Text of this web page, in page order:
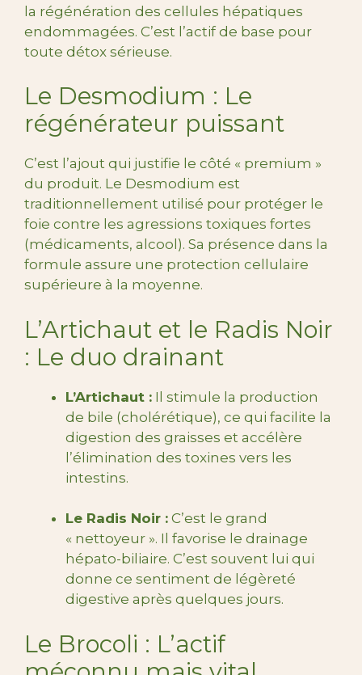
la régénération des cellules hépatiques
endommagées. C’est l’actif de base pour
toute détox sérieuse.
Le Desmodium : Le
régénérateur puissant
C’est l’ajout qui justifie le côté « premium »
du produit. Le Desmodium est
traditionnellement utilisé pour protéger le
foie contre les agressions toxiques fortes
(médicaments, alcool). Sa présence dans la
formule assure une protection cellulaire
supérieure à la moyenne.
L’Artichaut et le Radis Noir
: Le duo drainant
L’Artichaut : Il stimule la production
de bile (cholérétique), ce qui facilite la
digestion des graisses et accélère
l’élimination des toxines vers les
intestins.
Le Radis Noir : C’est le grand
« nettoyeur ». Il favorise le drainage
hépato-biliaire. C’est souvent lui qui
donne ce sentiment de légèreté
digestive après quelques jours.
Le Brocoli : L’actif